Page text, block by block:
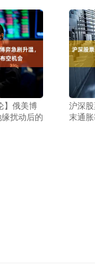
】俄美博
扰动后的
沪深
末通